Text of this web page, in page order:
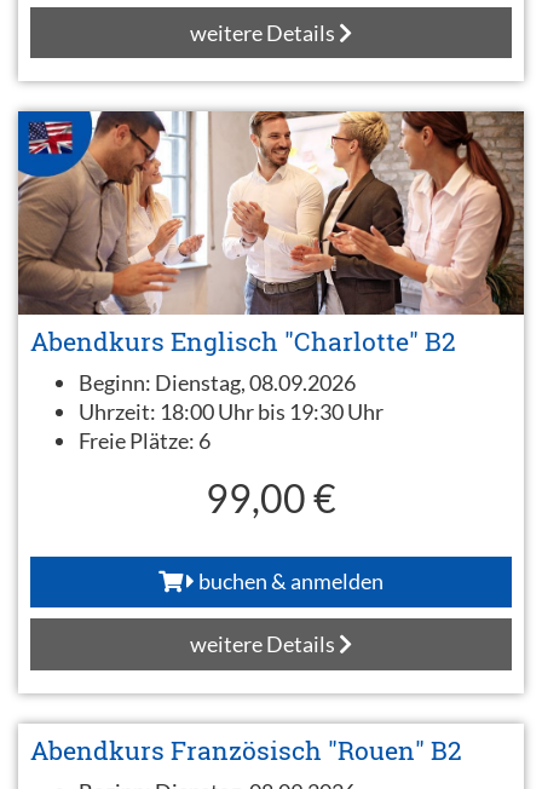
weitere Details
Abendkurs Englisch "Charlotte" B2
Beginn: Dienstag, 08.09.2026
Uhrzeit: 18:00 Uhr bis 19:30 Uhr
Freie Plätze: 6
99,00 €
buchen & anmelden
weitere Details
Abendkurs Französisch "Rouen" B2